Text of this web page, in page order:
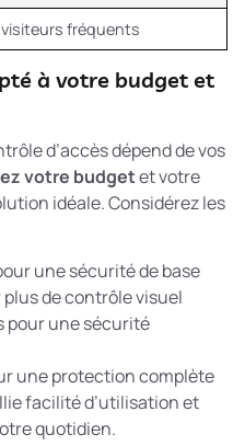
visiteurs fréquents
à votre budget et
d’accès dépend de vos
votre budgetet votre
idéale. Considérez les
une sécurité de base
de contrôle visuel
pour une sécurité
une protection complète
facilité d’utilisation et
quotidien.